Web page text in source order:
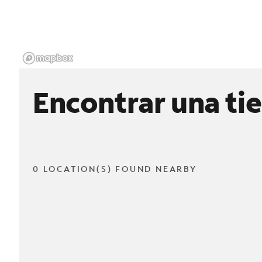
Encontrar una
0 LOCATION(S) FOUND NEARBY